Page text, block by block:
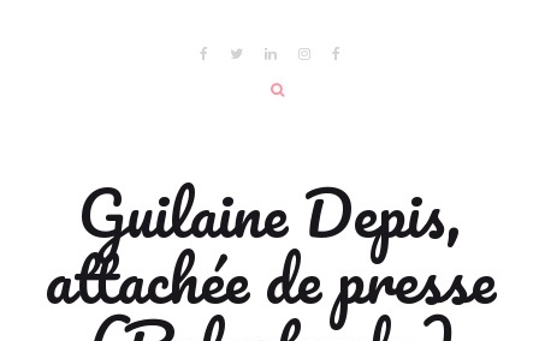
Guilaine Depis,
attachée de presse